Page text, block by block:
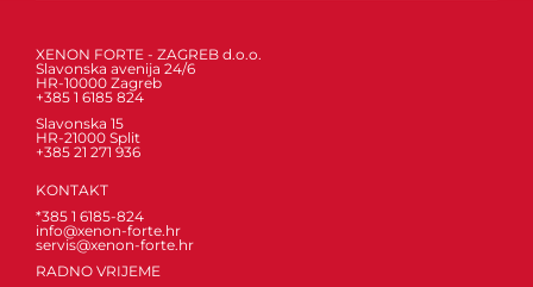
XENON FORTE - ZAGREB d.o.o.
Slavonska avenija 24/6
HR-10000 Zagreb
+385 1 6185 824
Slavonska 15
HR-21000 Split
+385 21 271 936
KONTAKT
*385 1 6185-824
info@xenon-forte.hr
servis@xenon-forte.hr
RADNO VRIJEME